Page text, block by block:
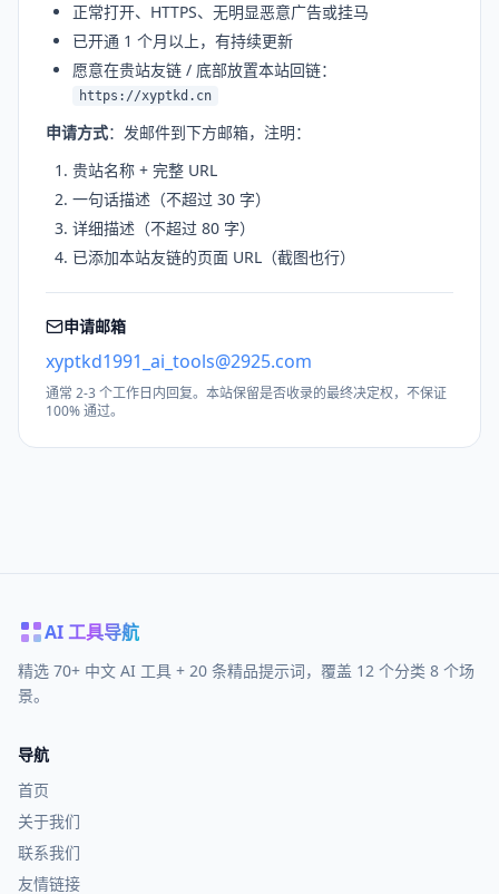
正常打开、HTTPS、无明显恶意广告或挂马
已开通 1 个月以上，有持续更新
愿意在贵站友链 / 底部放置本站回链：
https://xyptkd.cn
申请方式：发邮件到下方邮箱，注明：
贵站名称 + 完整 URL
一句话描述（不超过 30 字）
详细描述（不超过 80 字）
已添加本站友链的页面 URL（截图也行）
申请邮箱
xyptkd1991_ai_tools@2925.com
通常 2-3 个工作日内回复。本站保留是否收录的最终决定权，不保证
100% 通过。
AI 工具导航
精选 70+ 中文 AI 工具 + 20 条精品提示词，覆盖 12 个分类 8 个场
景。
导航
首页
关于我们
联系我们
友情链接